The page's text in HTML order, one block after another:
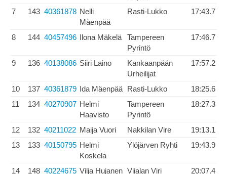
7 143 40361878 Nelli
Mäenpää
Rasti-Lukko 17:43.7
8 144 40457496 Ilona Mäkelä
Tampereen
Pyrintö
17:46.7
9 136 40138086 Siiri Laino
Kankaanpään
Urheilijat
17:57.2
10 137 40361879 Ida Mäenpää Rasti-Lukko
18:25.6
11
134 40270907 Helmi
Haavisto
Tampereen
Pyrintö
18:27.3
12 132 40211022 Maija Vuori Nakkilan Vire
19:13.1
13
133 40150795 Helmi
Koskela
Ylöjärven Ryhti 19:43.9
14 148 40224675 Vilja Hujanen Viialan Viri
20:07.4